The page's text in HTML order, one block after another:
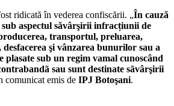
ridicată în vederea confiscării. „În cauză
sub aspectul săvârşirii infracțiunii de
transportul, preluarea,
şi vânzarea bunurilor sau a
sub un regim vamal cunoscând
sau sunt destinate sãvârşirii
comunicat emis de IPJ Botoşani.